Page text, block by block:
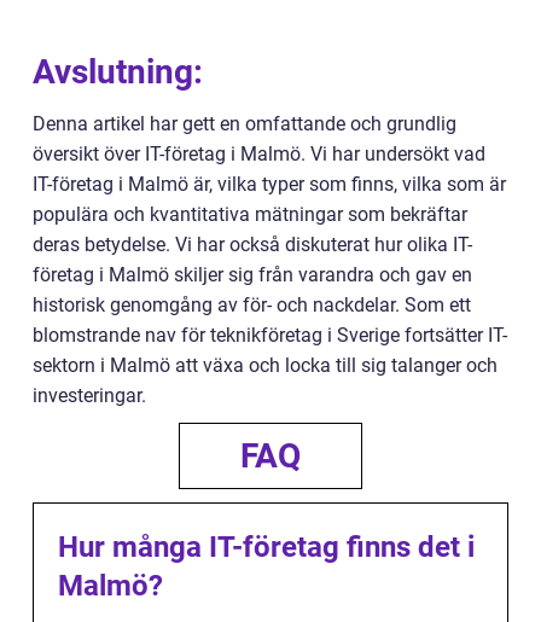
Avslutning:
Denna artikel har gett en omfattande och grundlig
översikt över IT-företag i Malmö. Vi har undersökt vad
IT-företag i Malmö är, vilka typer som finns, vilka som är
populära och kvantitativa mätningar som bekräftar
deras betydelse. Vi har också diskuterat hur olika IT-
företag i Malmö skiljer sig från varandra och gav en
historisk genomgång av för- och nackdelar. Som ett
blomstrande nav för teknikföretag i Sverige fortsätter IT-
sektorn i Malmö att växa och locka till sig talanger och
investeringar.
FAQ
Hur många IT-företag finns det i
Malmö?